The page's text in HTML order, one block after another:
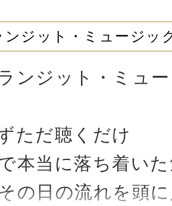
ンジット・ミュージッ
ンジット・ミュ
ただ聴くだけ
本当に落ち着い
の日の流れを頭